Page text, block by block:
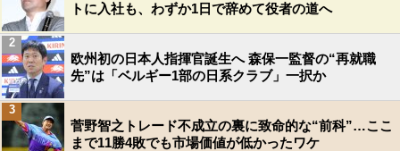
トに入社も、わずか1日で辞めて役者の道へ
欧州初の日本人指揮官誕生へ 森保一監督の“再就職
先”は「ベルギー1部の日系クラブ」一択か
2
菅野智之トレード不成立の裏に致命的な“前科”…ここ
まで11勝4敗でも市場価値が低かったワケ
3